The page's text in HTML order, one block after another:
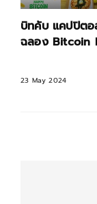
บิทคับ แคปปิตอ
ฉลอง Bitcoin
23 May 2024